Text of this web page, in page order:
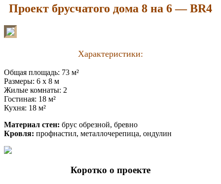
Проект брусчатого дома 8 на 6 — BR4
Характеристики:
Общая площадь: 73 м²
Размеры: 6 x 8 м
Жилые комнаты: 2
Гостиная: 18 м²
Кухня: 18 м²
Материал стен: брус обрезной, бревно
Кровля: профнастил, металлочерепица, ондулин
Коротко о проекте